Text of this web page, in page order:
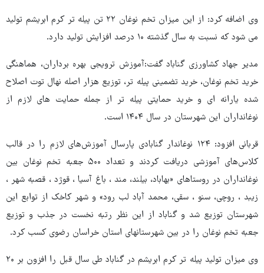
وی اضافه کرد: از این میزان تخم نوغان ۲۲ تن پیله تر کرم ابریشم تولید
می شود که نسبت به سال گذشته ۱۰ درصد افزایش تولید دارد.
مدیر جهاد کشاورزی گناباد گفت:آموزش ترویجی بهره برداران، هماهنگی
خرید تخم نوغان، خرید تضمینی پیله تر، توزیع هزار اصله نهال توت اصلاح
شده یارانه ای و خرید حمایتی پیله تر از جمله حمایت های لازم از
نوغانداران این شهرستان در سال ۱۴۰۴ است.
قربانی افزود: ۱۲۴ نوغاندار گنابادی پارسال آموزش‌های لازم را در قالب
کلاس‌های آموزشی دریافت کردند و تعداد ۵۰۰ جعبه تخم نوغان بین
نوغانداران در روستاهای «بهاباد، بیلند، مند ، باغ آسیا ، قوژد ، قصبه شهر ،
زیبد ، روچی، سنو ، سقی، محمد آباد لب رود» و شهر کاخک از توابع این
شهرستان توزیع شد و گناباد از این نظر رتبه نخست در جذب و توزیع
جعبه تخم نوغان را در بین شهرستانهای استان خراسان رضوی کسب کرد.
وی میزان تولید پیله تر کرم ابریشم در گناباد طی سال قبل را افزون بر ۲۰